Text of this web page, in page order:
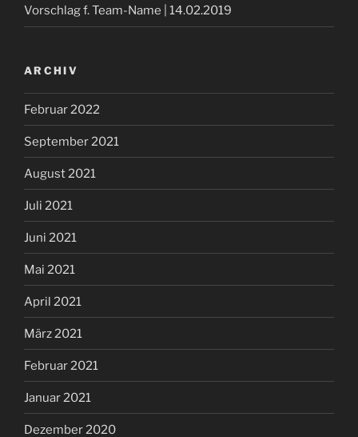
Vorschlag f. Team-Name | 14.02.2019
ARCHIV
Februar 2022
September 2021
August 2021
Juli 2021
Juni 2021
Mai 2021
April 2021
März 2021
Februar 2021
Januar 2021
Dezember 2020